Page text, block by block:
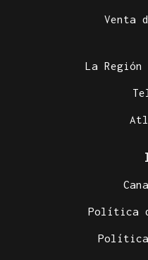
Venta
La
Política
Política